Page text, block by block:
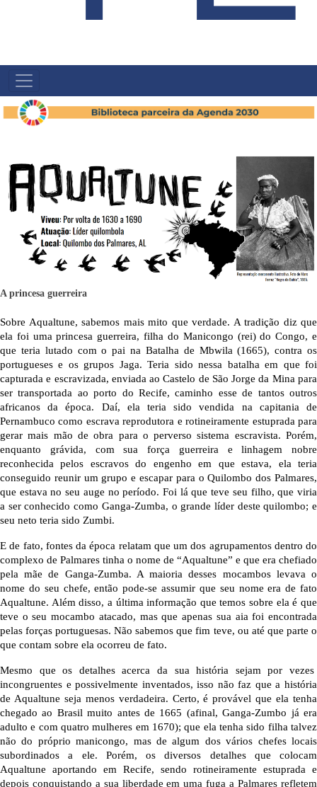
NAVEGAÇÃO
PRINCIPAL
A princesa guerreira
Sobre Aqualtune, sabemos mais mito que verdade. A tradição diz que
ela foi uma princesa guerreira, filha do Manicongo (rei) do Congo, e
que teria lutado com o pai na Batalha de Mbwila (1665), contra os
portugueses e os grupos Jaga. Teria sido nessa batalha em que foi
capturada e escravizada, enviada ao Castelo de São Jorge da Mina para
ser transportada ao porto do Recife, caminho esse de tantos outros
africanos da época. Daí, ela teria sido vendida na capitania de
Pernambuco como escrava reprodutora e rotineiramente estuprada para
gerar mais mão de obra para o perverso sistema escravista. Porém,
enquanto grávida, com sua força guerreira e linhagem nobre
reconhecida pelos escravos do engenho em que estava, ela teria
conseguido reunir um grupo e escapar para o Quilombo dos Palmares,
que estava no seu auge no período. Foi lá que teve seu filho, que viria
a ser conhecido como Ganga-Zumba, o grande líder deste quilombo; e
seu neto teria sido Zumbi.
E de fato, fontes da época relatam que um dos agrupamentos dentro do
complexo de Palmares tinha o nome de “Aqualtune” e que era chefiado
pela mãe de Ganga-Zumba. A maioria desses mocambos levava o
nome do seu chefe, então pode-se assumir que seu nome era de fato
Aqualtune. Além disso, a última informação que temos sobre ela é que
teve o seu mocambo atacado, mas que apenas sua aia foi encontrada
pelas forças portuguesas. Não sabemos que fim teve, ou até que parte o
que contam sobre ela ocorreu de fato.
Mesmo que os detalhes acerca da sua história sejam por vezes
incongruentes e possivelmente inventados, isso não faz que a história
de Aqualtune seja menos verdadeira. Certo, é provável que ela tenha
chegado ao Brasil muito antes de 1665 (afinal, Ganga-Zumbo já era
adulto e com quatro mulheres em 1670); que ela tenha sido filha talvez
não do próprio manicongo, mas de algum dos vários chefes locais
subordinados a ele. Porém, os diversos detalhes que colocam
Aqualtune aportando em Recife, sendo rotineiramente estuprada e
depois conquistando a sua liberdade em uma fuga a Palmares refletem